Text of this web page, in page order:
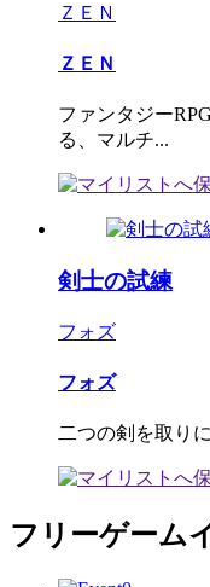
ＺＥＮ
ＺＥＮ
ファンタジー
る、マルチ...
剣士の試練
フォズ
フォズ
二つの剣を取り
フリーゲーム